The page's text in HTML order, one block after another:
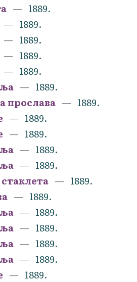
1889.
1889.
1889.
1889.
1889.
1889.
прослава
1889.
1889.
1889.
1889.
1889.
1889.
1889.
1889.
1889.
1889.
1889.
1889.